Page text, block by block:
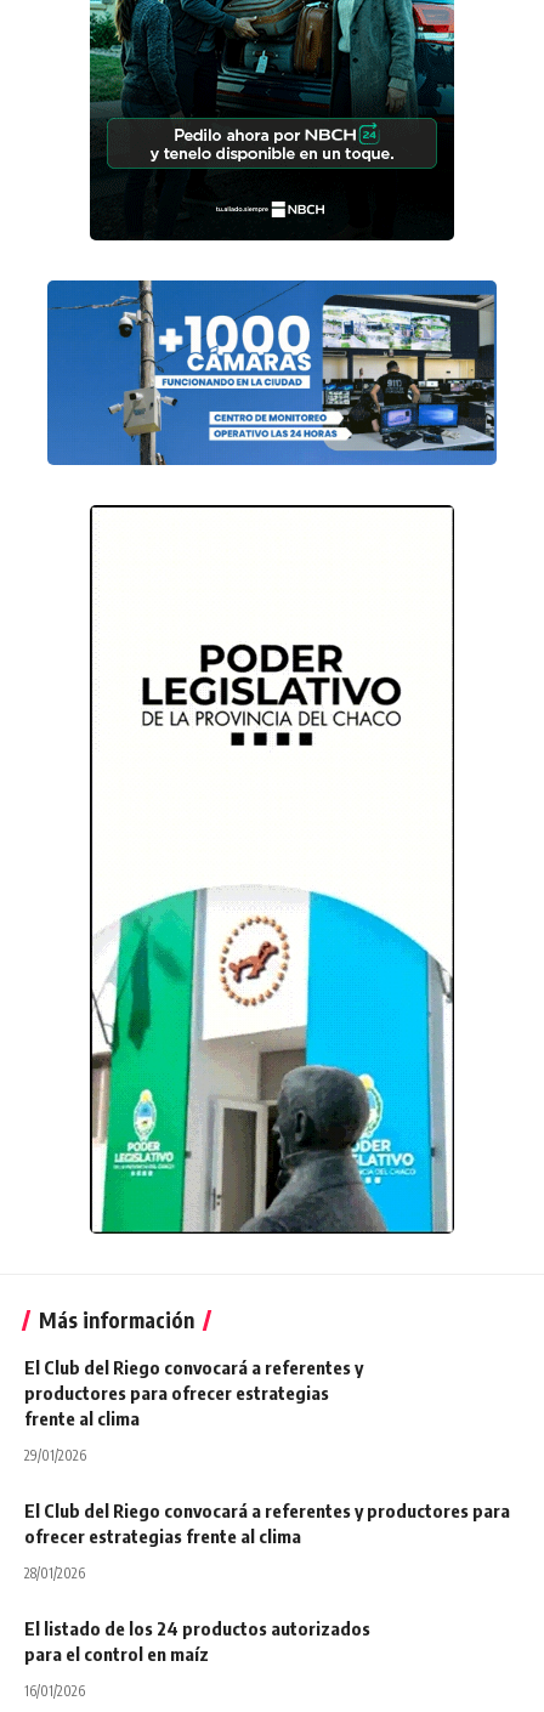
Más información
El Club del Riego convocará a referentes y
productores para ofrecer estrategias
frente al clima
29/01/2026
El Club del Riego convocará a referentes y productores para
ofrecer estrategias frente al clima
28/01/2026
El listado de los 24 productos autorizados
para el control en maíz
16/01/2026